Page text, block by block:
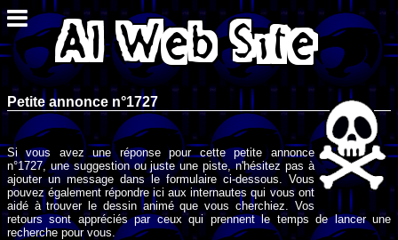
Petite annonce n°1727
Si vous avez une réponse pour cette petite annonce
n°1727, une suggestion ou juste une piste, n'hésitez pas à
ajouter un message dans le formulaire ci-dessous. Vous
pouvez également répondre ici aux internautes qui vous ont
aidé à trouver le dessin animé que vous cherchiez. Vos
retours sont appréciés par ceux qui prennent le temps de lancer une
recherche pour vous.